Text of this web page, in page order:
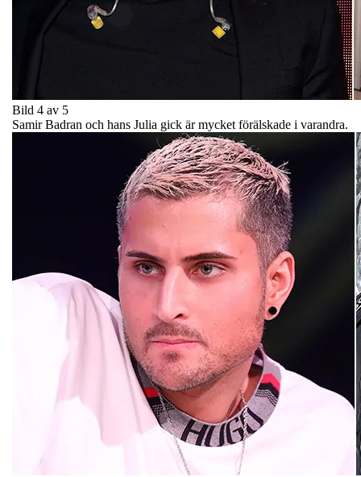
Bild 4 av 5
Samir Badran och hans Julia gick är mycket förälskade i varandra.